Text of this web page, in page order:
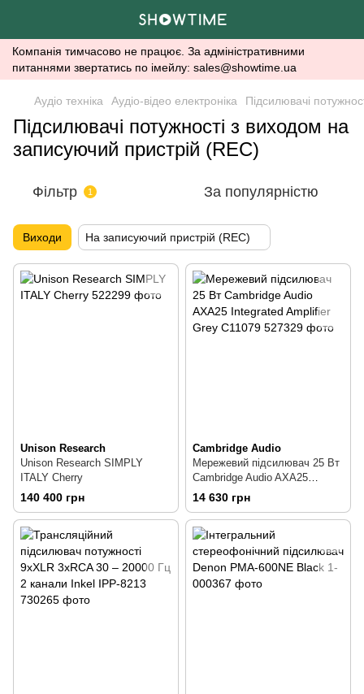
Компанія тимчасово не працює. За адміністративними
питаннями звертатись по імейлу: sales@showtime.ua
Аудіо техніка Аудіо-відео електроніка Підсилювачі
Підсилювачі потужності з виходом на
записуючий пристрій (REC)
Фільтр 1 За популярністю
Виходи На записуючий пристрій (REC)
Unison Research
Unison Research SIMPLY
ITALY Cherry
140 400 грн
Cambridge Audio
Мережевий підсилювач 25 Вт
Cambridge Audio AXA25
Integrated Amplifier Grey
14 630 грн